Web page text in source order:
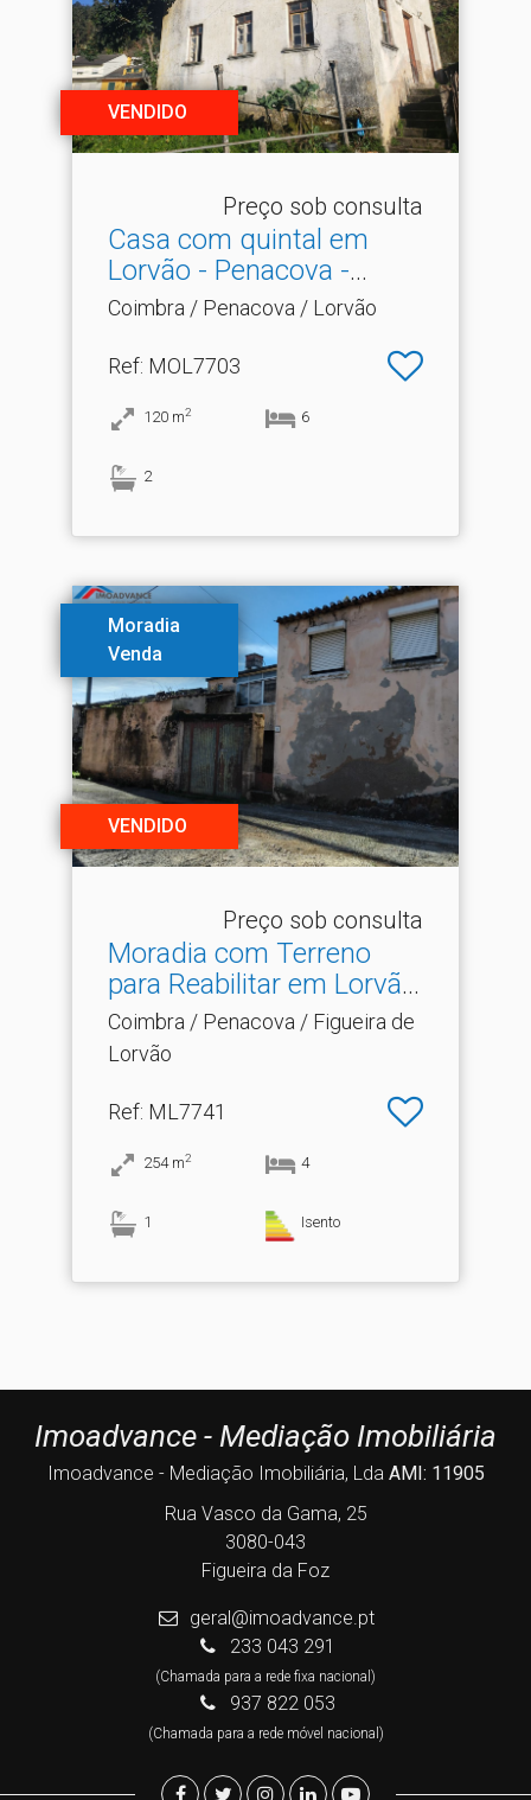
VENDIDO
Preço sob consulta
Casa com quintal em
Lorvão - Penacova -
Coim.​..
Coimbra / Penacova / Lorvão
Ref: MOL7703
120 m2 6
2
Moradia
Venda
VENDIDO
Preço sob consulta
Moradia com Terreno
para Reabilitar em Lorvão.​
..
Coimbra / Penacova / Figueira de
Lorvão
Ref: ML7741
254 m2 4
1 Isento
Imoadvance - Mediação Imobiliária
Imoadvance - Mediação Imobiliária, Lda AMI: 11905
Rua Vasco da Gama, 25
3080-043
Figueira da Foz
geral@imoadvance.pt
233 043 291
(Chamada para a rede fixa nacional)
937 822 053
(Chamada para a rede móvel nacional)